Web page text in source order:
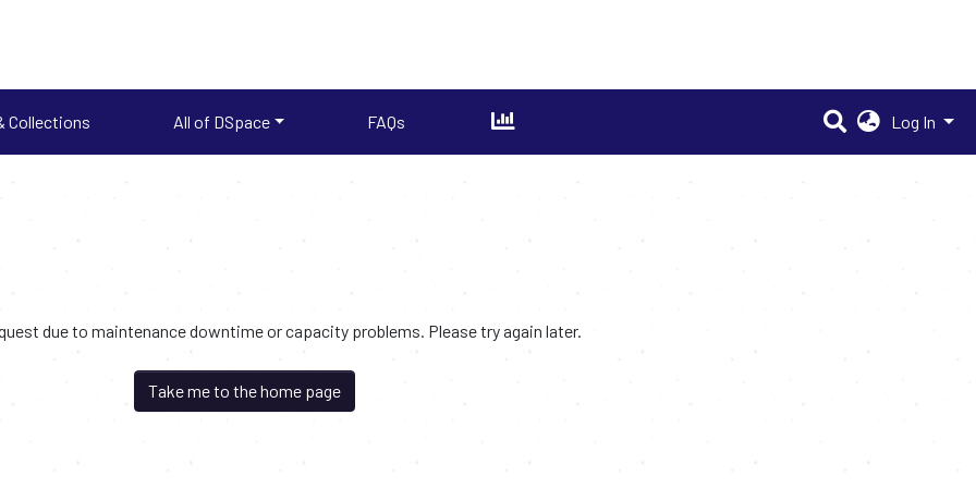
Collections All of DSpace FAQs Log In
due to maintenance downtime or capacity problems. Please try again later.
Take me to the home page